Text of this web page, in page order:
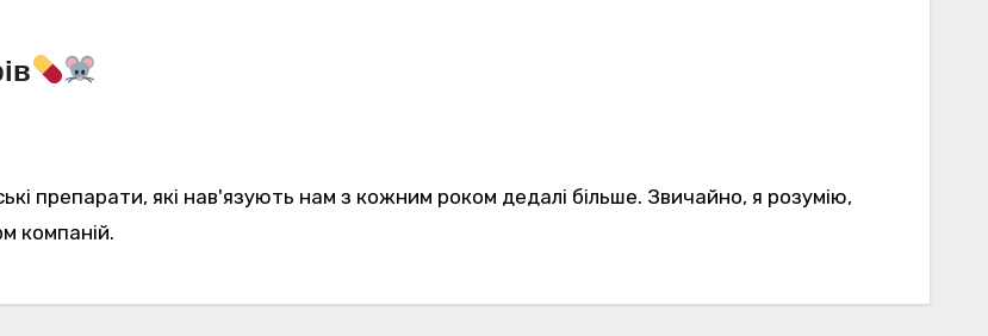
препарати, які нав'язують нам з кожним роком дедалі більше. Звичайно, я розумію,
компаній.